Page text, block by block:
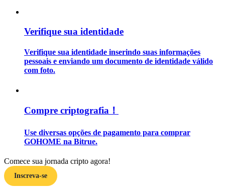
Estratégias de negociação
Verifique sua identidade
Verifique sua identidade inserindo suas informações
pessoais e enviando um documento de identidade válido
com foto.
Compre criptografia！
Use diversas opções de pagamento para comprar
GOHOME na Bitrue.
Comece sua jornada cripto agora!
Inscreva-se